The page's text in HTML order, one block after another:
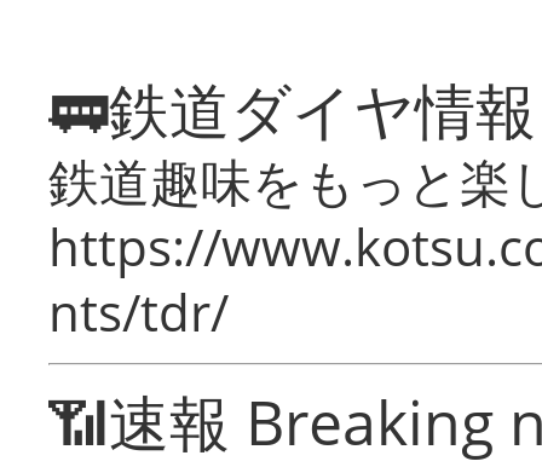
🚃鉄道ダイヤ情
鉄道趣味をもっと楽
https://
nts/tdr/
📶速報 Breaking